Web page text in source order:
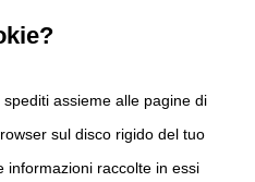
assieme alle pagine di
sul disco rigido del tuo
informazioni raccolte in essi